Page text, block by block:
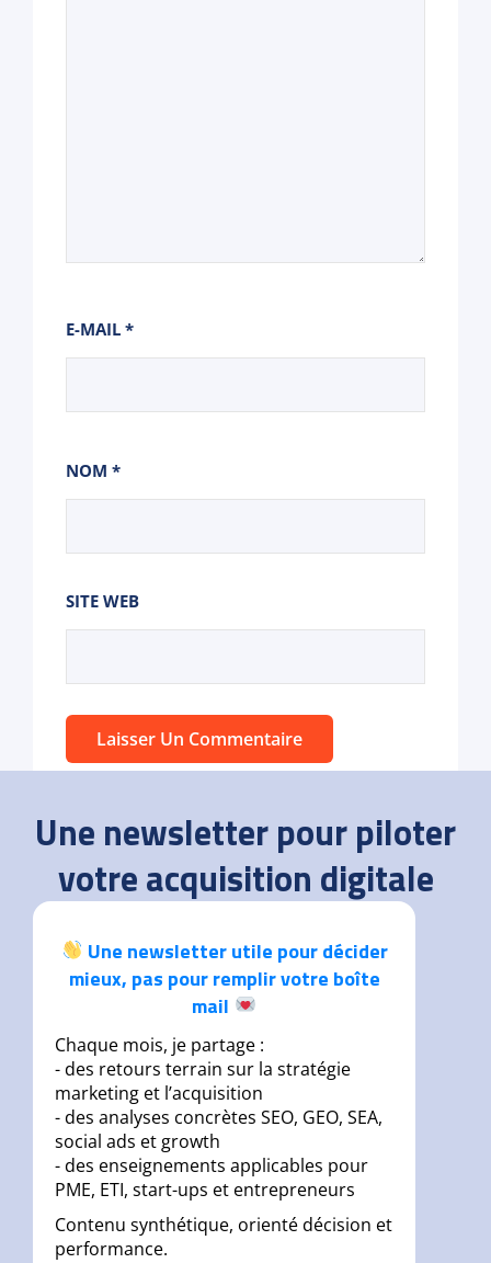
E-MAIL *
NOM *
SITE WEB
Une newsletter pour piloter
votre acquisition digitale
Une newsletter utile pour décider
mieux, pas pour remplir votre boîte
mail
Chaque mois, je partage :
- des retours terrain sur la stratégie
marketing et l’acquisition
- des analyses concrètes SEO, GEO, SEA,
social ads et growth
- des enseignements applicables pour
PME, ETI, start-ups et entrepreneurs
Contenu synthétique, orienté décision et
performance.